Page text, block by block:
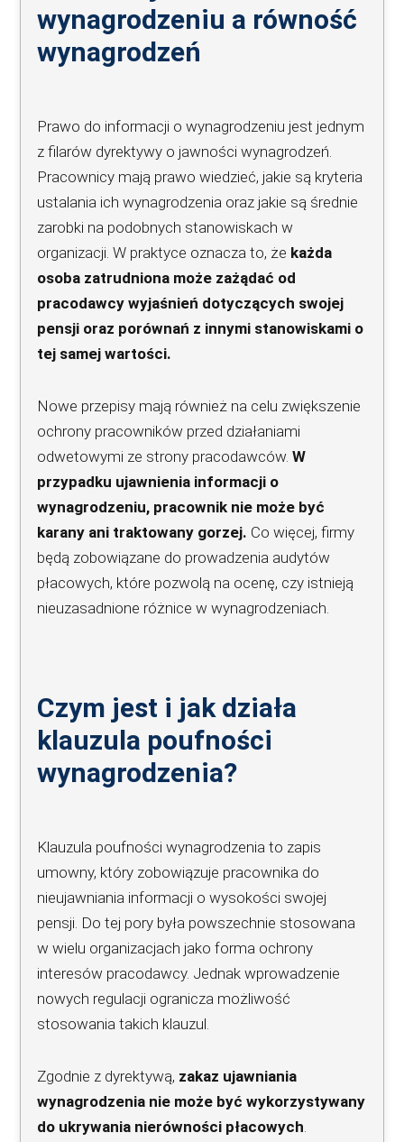
wynagrodzeniu a równość
wynagrodzeń
Prawo do informacji o wynagrodzeniu jest jednym
z filarów dyrektywy o jawności wynagrodzeń.
Pracownicy mają prawo wiedzieć, jakie są kryteria
ustalania ich wynagrodzenia oraz jakie są średnie
zarobki na podobnych stanowiskach w
organizacji. W praktyce oznacza to, że każda
osoba zatrudniona może zażądać od
pracodawcy wyjaśnień dotyczących swojej
pensji oraz porównań z innymi stanowiskami o
tej samej wartości.
Nowe przepisy mają również na celu zwiększenie
ochrony pracowników przed działaniami
odwetowymi ze strony pracodawców.W
przypadku ujawnienia informacji o
wynagrodzeniu, pracownik nie może być
karany ani traktowany gorzej. Co więcej, firmy
będą zobowiązane do prowadzenia audytów
płacowych, które pozwolą na ocenę, czy istnieją
nieuzasadnione różnice w wynagrodzeniach.
Czym jest i jak działa
klauzula poufności
wynagrodzenia?
Klauzula poufności wynagrodzenia to zapis
umowny, który zobowiązuje pracownika do
nieujawniania informacji o wysokości swojej
pensji. Do tej pory była powszechnie stosowana
w wielu organizacjach jako forma ochrony
interesów pracodawcy. Jednak wprowadzenie
nowych regulacji ogranicza możliwość
stosowania takich klauzul.
Zgodnie z dyrektywą, zakaz ujawniania
wynagrodzenia nie może być wykorzystywany
do ukrywania nierówności płacowych.